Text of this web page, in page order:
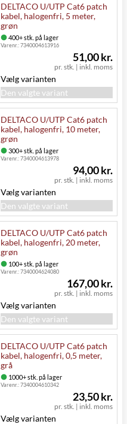
DELTACO U/UTP Cat6 patch
kabel, halogenfri, 5 meter,
grøn
400+ stk. på lager
Varenr.:7340004613916
pr. stk. | inkl. moms
51,00 kr.
Vælg varianten
Den valgte variant
DELTACO U/UTP Cat6 patch
kabel, halogenfri, 10 meter,
grøn
300+ stk. på lager
Varenr.:7340004613978
pr. stk. | inkl. moms
94,00 kr.
Vælg varianten
Den valgte variant
DELTACO U/UTP Cat6 patch
kabel, halogenfri, 20 meter,
grøn
100+ stk. på lager
Varenr.:7340004624080
pr. stk. | inkl. moms
167,00 kr.
Vælg varianten
Den valgte variant
DELTACO U/UTP Cat6 patch
kabel, halogenfri, 0,5 meter,
grå
1000+ stk. på lager
Varenr.:7340004610342
pr. stk. | inkl. moms
23,50 kr.
Vælg varianten